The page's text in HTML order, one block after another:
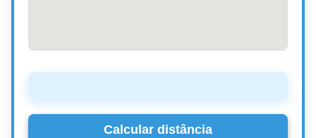
Calcular distância